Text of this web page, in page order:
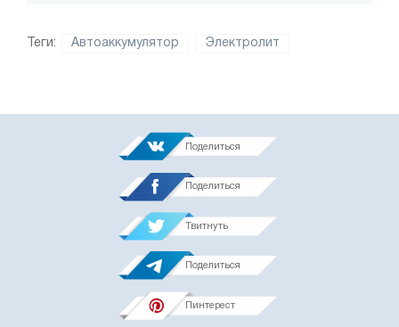
Теги: Автоаккумулятор Электролит
Поделиться
Поделиться
Твитнуть
Поделиться
Пинтерест